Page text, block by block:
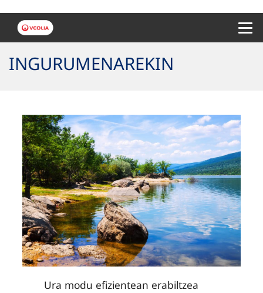
INGURUMENAREKIN
Ura modu efizientean erabiltzea